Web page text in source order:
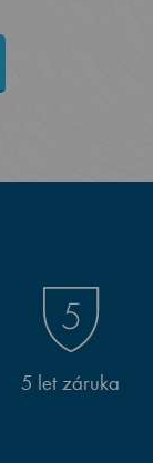
5 let záruka